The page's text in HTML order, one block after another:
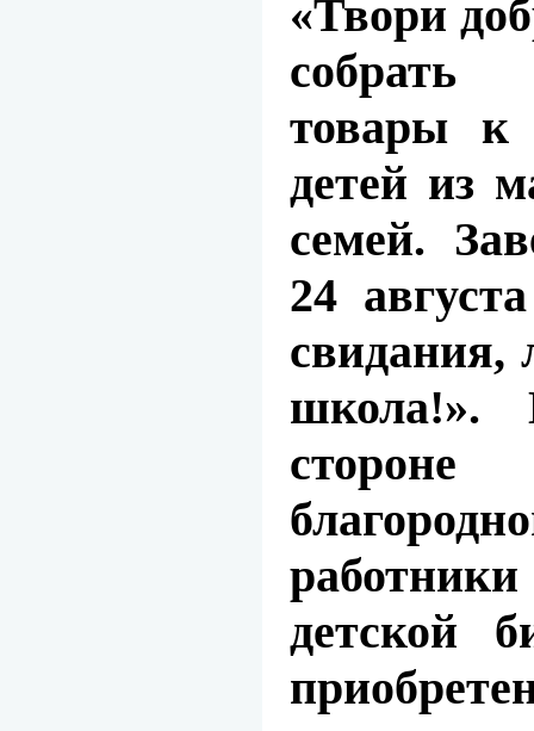
«Твори
собрать
товары к
детей из
семей.
24
свидания,
школа!».
детской